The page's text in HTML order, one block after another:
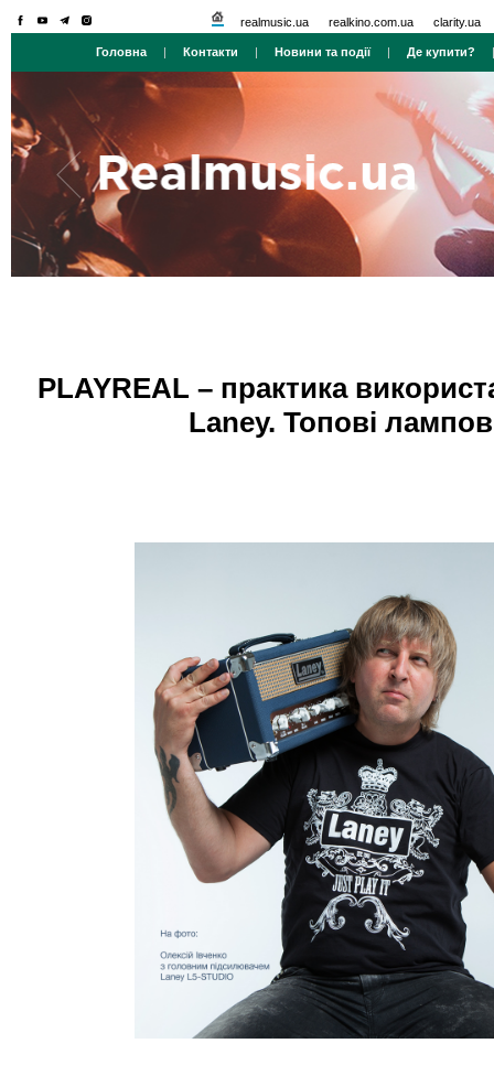
realmusic.ua realkino.com.ua clarity.ua
Головна | Контакти | Новини та події| Де купити?
PLAYREAL – практика
Laney. Топові